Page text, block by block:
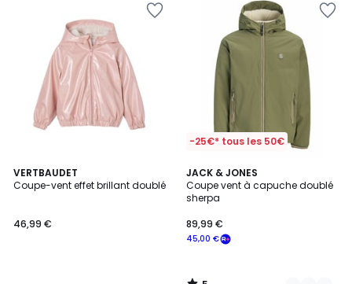
VERTBAUDET
Coupe-vent effet brillant doublé
46,99 €
-25€* tous les 50€
JACK & JONES
Coupe vent à capuche doublé
sherpa
45,00 €
89,99 €
5
/
5
3
Couleurs